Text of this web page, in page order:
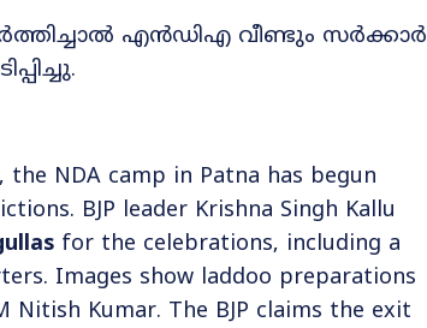
എൻഡിഎ വീണ്ടും സർക്കാർ
NDA camp in Patna has begun
BJP leader Krishna Singh Kallu
for the celebrations, including a
Images show laddoo preparations
Kumar. The BJP claims the exit